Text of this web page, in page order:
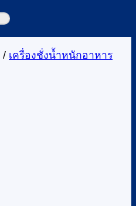
/ เครื่องชั่งน้ำหนักอาหาร